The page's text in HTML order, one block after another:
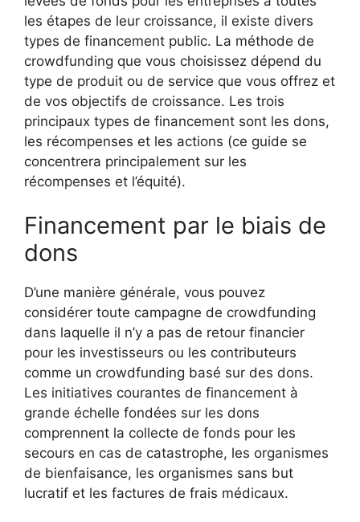
les étapes de leur croissance, il existe divers
types de financement public. La méthode de
crowdfunding que vous choisissez dépend du
type de produit ou de service que vous offrez et
de vos objectifs de croissance. Les trois
principaux types de financement sont les dons,
les récompenses et les actions (ce guide se
concentrera principalement sur les
récompenses et l’équité).
Financement par le biais de
dons
D’une manière générale, vous pouvez
considérer toute campagne de crowdfunding
dans laquelle il n’y a pas de retour financier
pour les investisseurs ou les contributeurs
comme un crowdfunding basé sur des dons.
Les initiatives courantes de financement à
grande échelle fondées sur les dons
comprennent la collecte de fonds pour les
secours en cas de catastrophe, les organismes
de bienfaisance, les organismes sans but
lucratif et les factures de frais médicaux.